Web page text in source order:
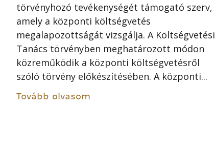
törvényhozó tevékenységét támogató szerv,
amely a központi költségvetés
megalapozottságát vizsgálja. A Költségvetési
Tanács törvényben meghatározott módon
közreműködik a központi költségvetésről
szóló törvény előkészítésében. A központi...
Tovább olvasom